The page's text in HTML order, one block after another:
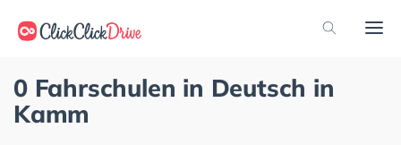
0 Fahrschulen in Deutsch in
Kamm